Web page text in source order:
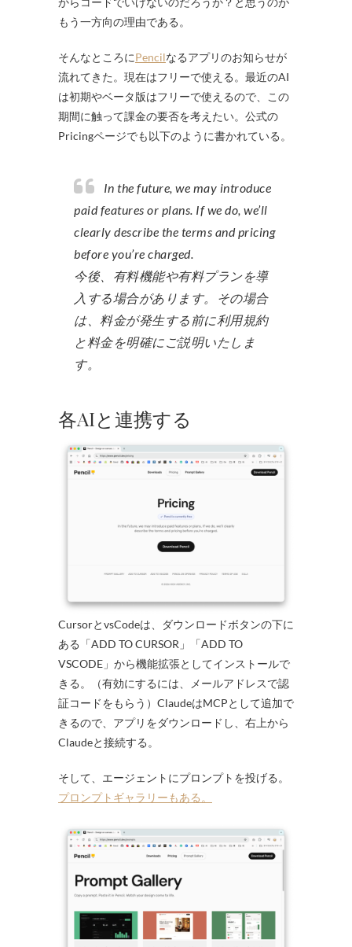
もう一方向の理由である。
そんなところにPencilなるアプリのお知らせが
流れてきた。現在はフリーで使える。最近のAI
は初期やベータ版はフリーで使えるので、この
期間に触って課金の要否を考えたい。公式の
Pricingページでも以下のように書かれている。
In the future, we may introduce
paid features or plans. If we do, we’ll
clearly describe the terms and pricing
before you’re charged.
今後、有料機能や有料プランを導
入する場合があります。その場合
は、料金が発生する前に利用規約
と料金を明確にご説明いたしま
す。
各AIと連携する
CursorとvsCodeは、ダウンロードボタンの下に
ある「ADD TO CURSOR」「ADD TO
VSCODE」から機能拡張としてインストールで
きる。（有効にするには、メールアドレスで認
証コードをもらう）ClaudeはMCPとして追加で
きるので、アプリをダウンロードし、右上から
Claudeと接続する。
そして、エージェントにプロンプトを投げる。
プロンプトギャラリーもある。